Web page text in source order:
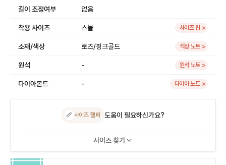
길이 조정여부 없음
착용 사이즈 스몰 사이즈 팁 >
소재/색상 로즈/핑크골드 색상 노트 >
원석 - 원석 노트 >
다이아몬드 - 다이아 노트 >
📏 사이즈 헬퍼 도움이 필요하신가요?
사이즈 찾기